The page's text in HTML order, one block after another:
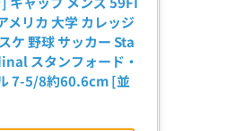
メリカ 大学 カレッジ
ケ 野球 サッカー Sta
スタンフォード・
7-5/8約60.6cm [並